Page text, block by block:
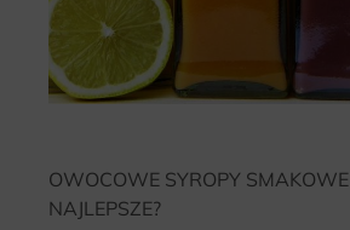
OWOCOWE SYROPY
NAJLEPSZE?